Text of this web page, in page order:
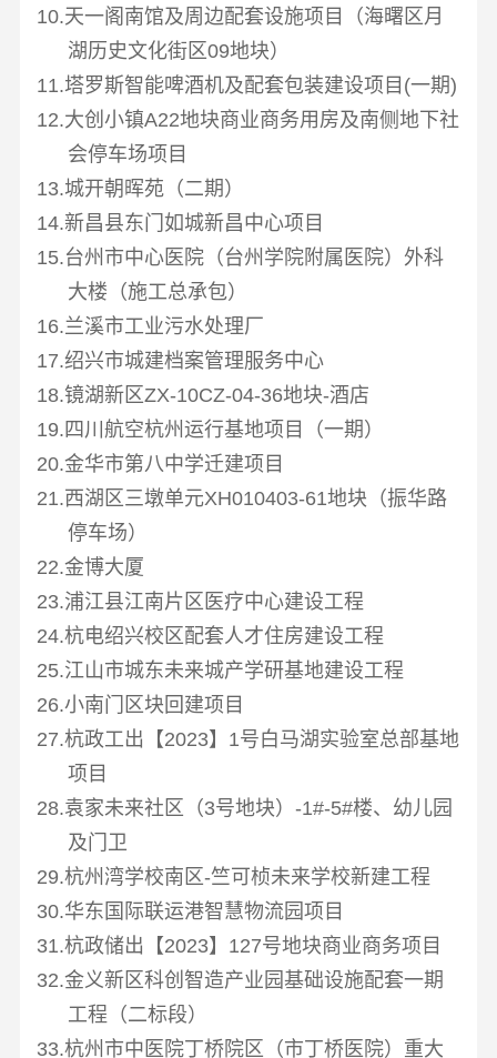
10.天一阁南馆及周边配套设施项目（海曙区月
湖历史文化街区09地块）
11.塔罗斯智能啤酒机及配套包装建设项目 (一期)
12.大创小镇A22地块商业商务用房及南侧地下社
会停车场项目
13.城开朝晖苑（二期）
14.新昌县东门如城新昌中心项目
15.台州市中心医院（台州学院附属医院）外科
大楼（施工总承包）
16.兰溪市工业污水处理厂
17.绍兴市城建档案管理服务中心
18.镜湖新区ZX-10CZ-04-36地块-酒店
19.四川航空杭州运行基地项目（一期）
20.金华市第八中学迁建项目
21.西湖区三墩单元XH010403-61地块（振华路
停车场）
22.金博大厦
23.浦江县江南片区医疗中心建设工程
24.杭电绍兴校区配套人才住房建设工程
25.江山市城东未来城产学研基地建设工程
26.小南门区块回建项目
27.杭政工出【2023】 1号白马湖实验室总部基地
项目
28.袁家未来社区（3号地块） -1#-5#楼、幼儿园
及门卫
29.杭州湾学校南区-竺可桢未来学校新建工程
30.华东国际联运港智慧物流园项目
31.杭政储出【2023】 127号地块商业商务项目
32.金义新区科创智造产业园基础设施配套一期
工程（二标段）
33.杭州市中医院丁桥院区（市丁桥医院）重大